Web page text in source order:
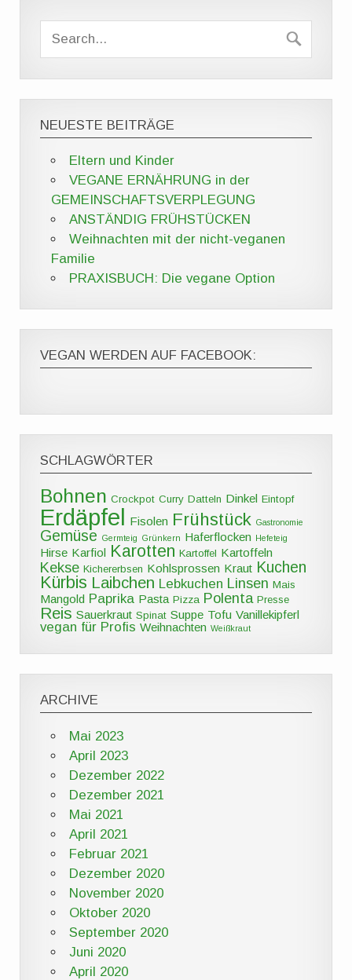
NEUESTE BEITRÄGE
Eltern und Kinder
VEGANE ERNÄHRUNG in der
GEMEINSCHAFTSVERPLEGUNG
ANSTÄNDIG FRÜHSTÜCKEN
Weihnachten mit der nicht-veganen
Familie
PRAXISBUCH: Die vegane Option
VEGAN WERDEN AUF FACEBOOK:
SCHLAGWÖRTER
Bohnen Crockpot Curry Datteln Dinkel Eintopf
Erdäpfel Fisolen Frühstück Gastronomie
Gemüse Germteig Grünkern Haferflocken Hefeteig
Hirse Karfiol Karotten Kartoffel Kartoffeln
Kekse Kichererbsen Kohlsprossen Kraut Kuchen
Kürbis Laibchen Lebkuchen Linsen Mais
Mangold Paprika Pasta Pizza Polenta Presse
Reis Sauerkraut Spinat Suppe Tofu Vanillekipferl
vegan für Profis Weihnachten Weißkraut
ARCHIVE
Mai 2023
April 2023
Dezember 2022
Dezember 2021
Mai 2021
April 2021
Februar 2021
Dezember 2020
November 2020
Oktober 2020
September 2020
Juni 2020
April 2020